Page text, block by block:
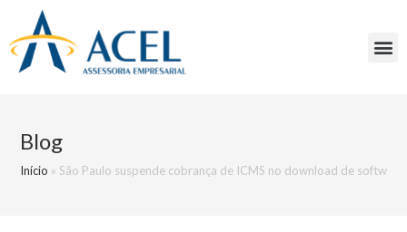
Blog
Início » São Paulo suspende cobrança de ICMS no download de